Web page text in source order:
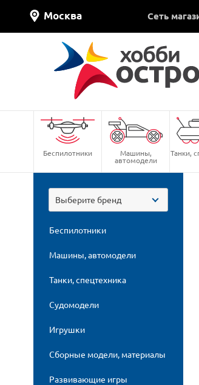
Москва Сеть
Беспилотники Машины,
автомодели
Танки,
Выберите бренд
Беспилотники
Машины, автомодели
Танки, спецтехника
Судомодели
Игрушки
Сборные модели, материалы
Развивающие игры